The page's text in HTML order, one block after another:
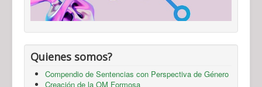
Quienes somos?
Compendio de Sentencias con Perspectiva de Género
Creación de la OM Formosa